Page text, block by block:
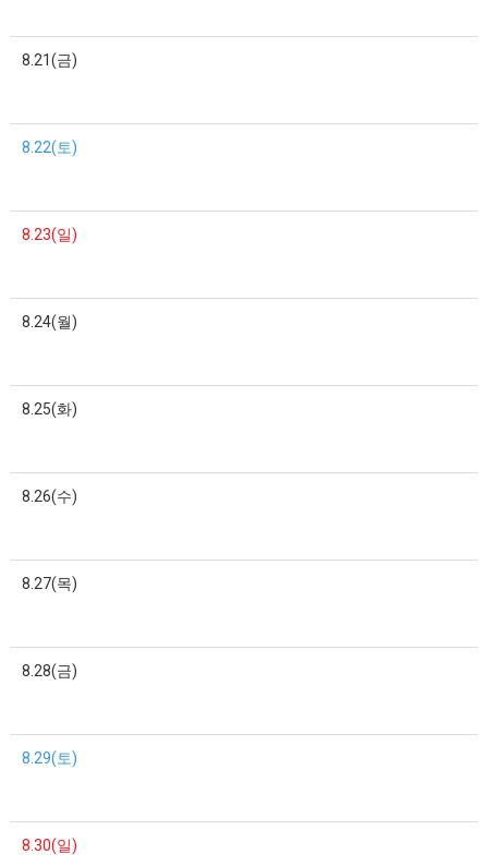
8.21(금)
8.22(토)
8.23(일)
8.24(월)
8.25(화)
8.26(수)
8.27(목)
8.28(금)
8.29(토)
8.30(일)